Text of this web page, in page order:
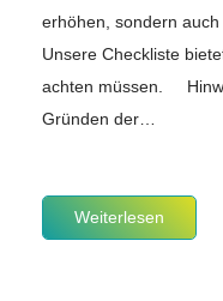
erhöhen, sondern
Unsere Checkliste
achten müssen.
Gründen der…
Weiterlesen